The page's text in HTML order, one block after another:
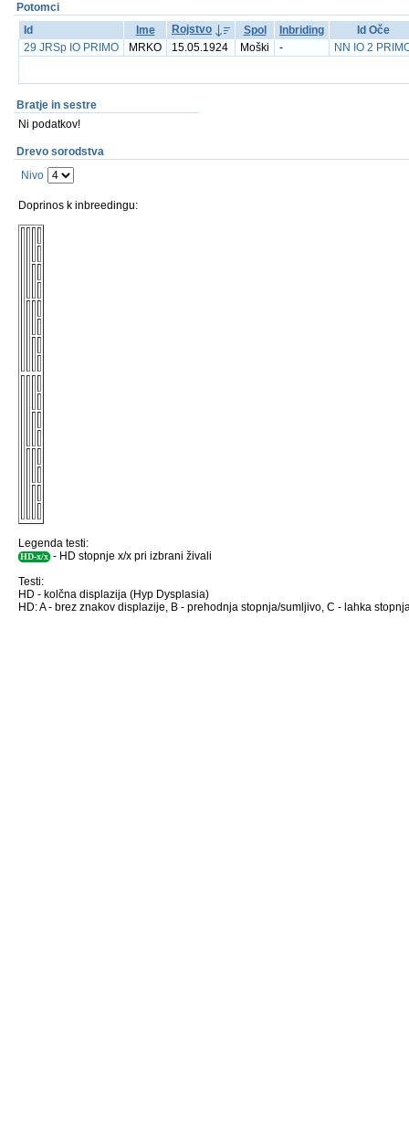
Potomci
Id
Ime Rojstvo Spol Inbriding
Id Oče
29 JRSp IO PRIMO
MRKO 15.05.1924 Moški - NN IO 2
Bratje in sestre
Ni podatkov!
Drevo sorodstva
Nivo
Doprinos k inbreedingu:
Legenda testi:
HD-x/x - HD stopnje x/x pri izbrani živali
Testi:
HD - kolčna displazija (Hyp Dysplasia)
HD: A - brez znakov displazije, B - prehodnja stopnja/sumljivo, C - lahka